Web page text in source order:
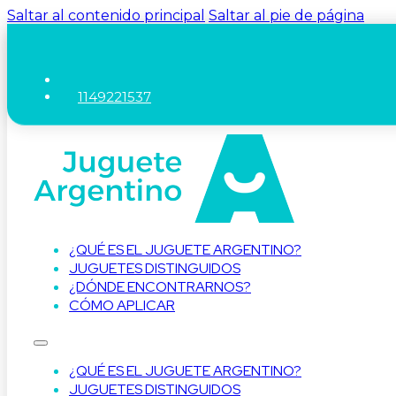
Saltar al contenido principal Saltar al pie de página
1149221537
¿QUÉ ES EL JUGUETE ARGENTINO?
JUGUETES DISTINGUIDOS
¿DÓNDE ENCONTRARNOS?
CÓMO APLICAR
¿QUÉ ES EL JUGUETE ARGENTINO?
JUGUETES DISTINGUIDOS